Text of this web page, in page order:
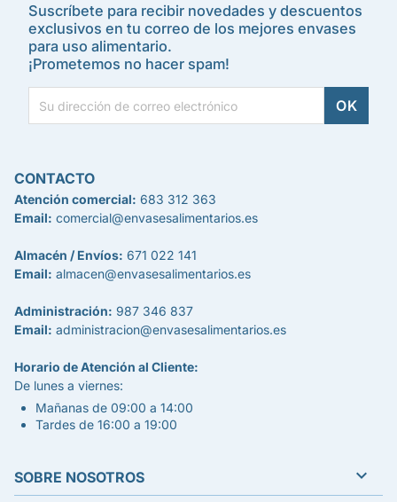
Suscríbete para recibir novedades y descuentos
exclusivos en tu correo de los mejores envases
para uso alimentario.
¡Prometemos no hacer spam!
CONTACTO
Atención comercial: 683 312 363
Email: comercial@envasesalimentarios.es
Almacén / Envíos: 671 022 141
Email: almacen@envasesalimentarios.es
Administración: 987 346 837
Email: administracion@envasesalimentarios.es
Horario de Atención al Cliente:
De lunes a viernes:
Mañanas de 09:00 a 14:00
Tardes de 16:00 a 19:00
SOBRE NOSOTROS
